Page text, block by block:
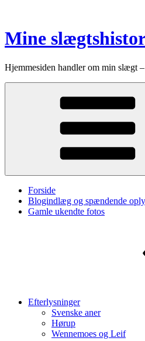
indhold
Mine
Hjemmesiden handler om min slægt
Forside
Blogindlæg og spændende
Gamle ukendte fotos
Efterlysninger
Svenske aner
Hørup
Wennemoes og Leif